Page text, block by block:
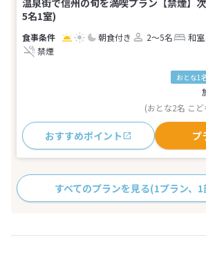
温泉街で信州の旬を満喫プラン【禁煙】
5名1室)
朝食付き 2～5名 和室
禁煙
おとな1
(おとな2名 こ
おすすめポイント プ
すべてのプランを見る(1プラン、